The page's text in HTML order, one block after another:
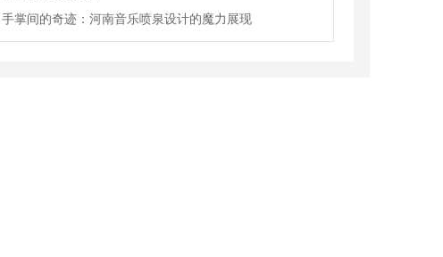
手掌间的奇迹：河南音乐喷泉设计的魔力展现